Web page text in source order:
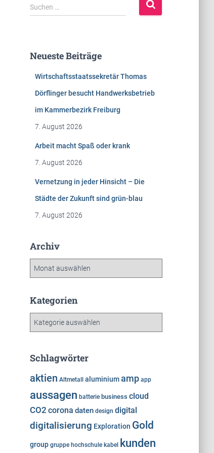
S
u
n
Suchen …
Neueste Beiträge
Wirtschaftsstaatssekretär Thomas
Dörflinger besucht Handwerksbetrieb
im Kammerbezirk Freiburg
7. August 2026
Arbeit macht Spaß oder krank
7. August 2026
Vernetzung in jeder Hinsicht – Die
Städte der Zukunft sind grün-blau
7. August 2026
Archiv
h
Kategorien
g
i
e
Schlagwörter
aktien Altmetall aluminium amp app
aussagen batterie business cloud
CO2 corona daten design digital
digitalisierung Exploration Gold
group gruppe hochschule kabel kunden